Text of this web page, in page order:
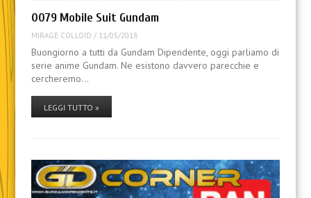
0079 Mobile Suit Gundam
MIRAGE COLLOID / 11/05/2018
Buongiorno a tutti da Gundam Dipendente, oggi parliamo di
serie anime Gundam. Ne esistono davvero parecchie e
cercheremo…
LEGGI TUTTO »